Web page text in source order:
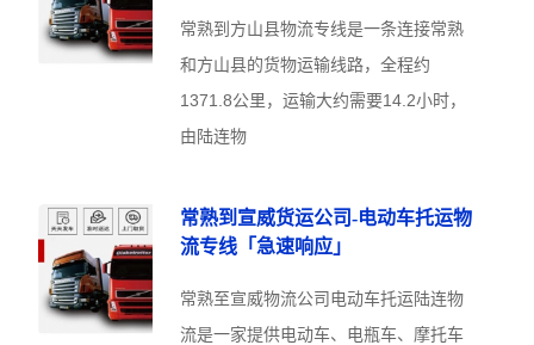
常熟到方山县物流专线是一条连接常熟
和方山县的货物运输线路，全程约
1371.8公里，运输大约需要14.2小时，
由陆连物
常熟到宣威货运公司-电动车托运物
流专线「急速响应」
常熟至宣威物流公司电动车托运陆连物
流是一家提供电动车、电瓶车、摩托车